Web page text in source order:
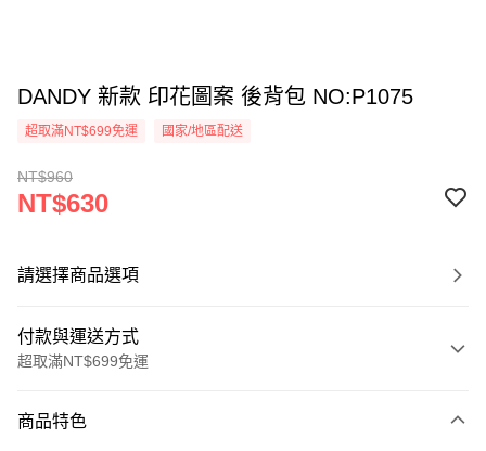
DANDY 新款 印花圖案 後背包 NO:P1075
超取滿NT$699免運 國家/地區配送
NT$960
NT$630
請選擇商品選項
付款與運送方式
超取滿NT$699免運
信用卡一次付款
商品特色